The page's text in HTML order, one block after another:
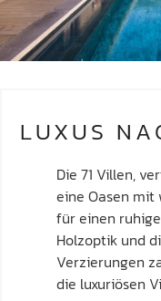
LUXUS
Die 71 Villen,
eine Oasen
für einen
Holzoptik und
Verzierungen
die luxuriösen